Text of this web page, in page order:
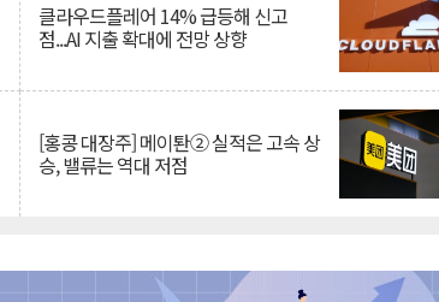
클라우드플레어 14% 급등해 신고
점...AI 지출 확대에 전망 상향
[홍콩 대장주] 메이퇀② 실적은 고속 상
승, 밸류는 역대 저점